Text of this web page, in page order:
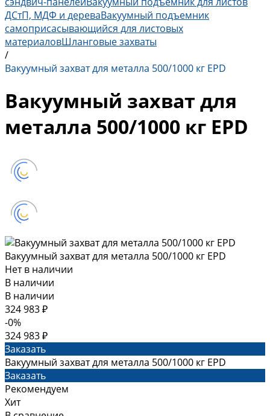
ДСтП, МДФ и дереваВакуумный подъемник
самоприсасывающийся для листовых
материаловШланговые захваты
/
Вакуумный захват для металла 500/1000 кг EPD
Вакуумный захват для
металла 500/1000 кг EPD
Вакуумный захват для металла 500/1000 кг EPD
Нет в наличии
В наличии
В наличии
324 983 ₽
-0%
324 983 ₽
Заказать
Вакуумный захват для металла 500/1000 кг EPD
Заказать
Рекомендуем
Хит